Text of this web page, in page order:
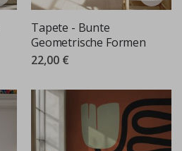
Tapete - Bunte
Geometrische Formen
22,00 €